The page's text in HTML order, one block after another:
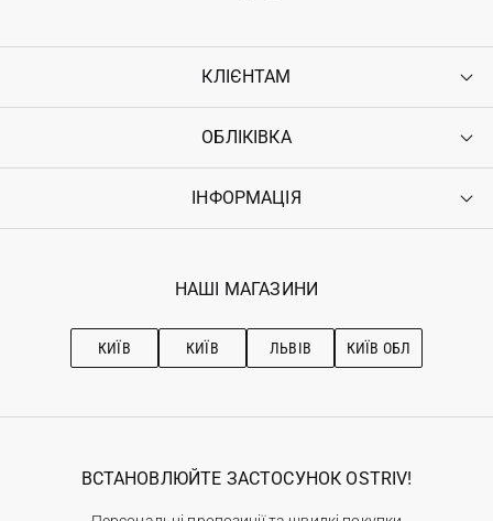
КЛІЄНТАМ
Контакти
Повернення
Гарантія
ОБЛІКІВКА
Увійти
Ostriv Club+
ІНФОРМАЦІЯ
Наші магазини
Рекомендації з догляду
НАШІ МАГАЗИНИ
КИЇВ КИЇВ ЛЬВІВ КИЇВ ОБЛ
ВСТАНОВЛЮЙТЕ ЗАСТОСУНОК OSTRIV!